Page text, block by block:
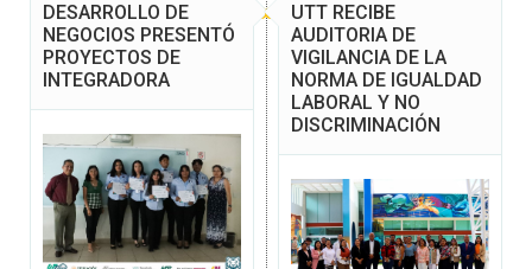
DESARROLLO DE
NEGOCIOS PRESENTÓ
PROYECTOS DE
INTEGRADORA
UTT RECIBE
AUDITORIA DE
VIGILANCIA DE LA
NORMA DE IGUALDAD
LABORAL Y NO
DISCRIMINACIÓN